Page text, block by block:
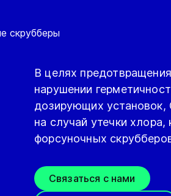
скрубберы
В целях
нарушении
дозирующих установок,
на случай утечки
форсуночных
Связаться с нами